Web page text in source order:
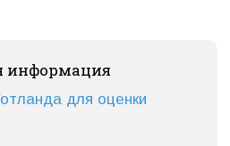
информация
для оценки